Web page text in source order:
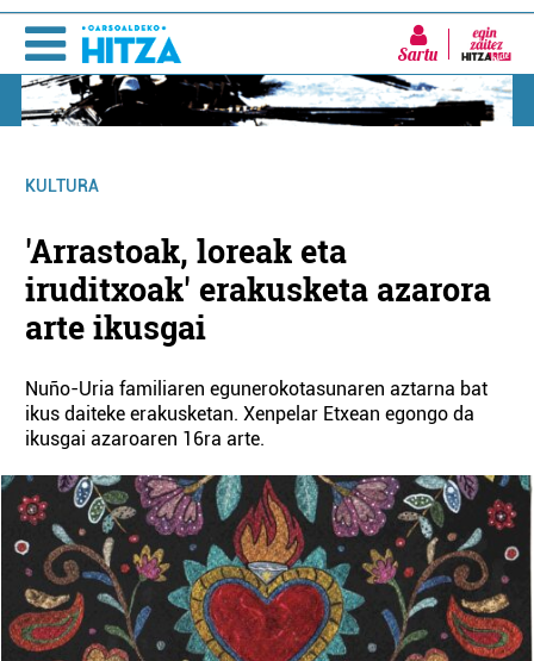
Sartu
KULTURA
'Arrastoak, loreak eta
iruditxoak' erakusketa azarora
arte ikusgai
Nuño-Uria familiaren egunerokotasunaren aztarna bat
ikus daiteke erakusketan. Xenpelar Etxean egongo da
ikusgai azaroaren 16ra arte.